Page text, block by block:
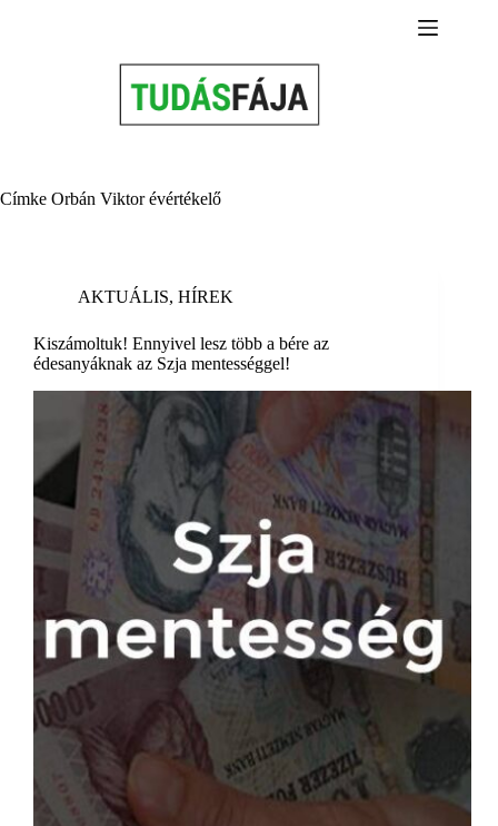
Címke Orbán Viktor évértékelő
AKTUÁLIS, HÍREK
Kiszámoltuk! Ennyivel lesz több a bére az
édesanyáknak az Szja mentességgel!